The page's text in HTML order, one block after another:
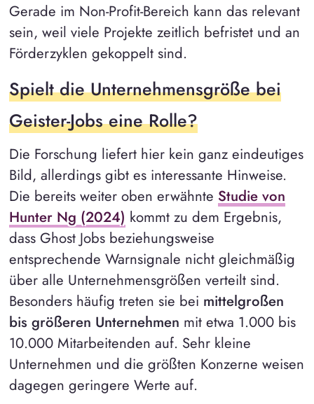
Gerade im Non-Profit-Bereich kann das relevant
sein, weil viele Projekte zeitlich befristet und an
Förderzyklen gekoppelt sind.
Spielt die Unternehmensgröße bei
Geister-Jobs eine Rolle?
Die Forschung liefert hier kein ganz eindeutiges
Bild, allerdings gibt es interessante Hinweise.
Die bereits weiter oben erwähnte Studie von
Hunter Ng (2024) kommt zu dem Ergebnis,
dass Ghost Jobs beziehungsweise
entsprechende Warnsignale nicht gleichmäßig
über alle Unternehmensgrößen verteilt sind.
Besonders häufig treten sie bei mittelgroßen
bis größeren Unternehmen mit etwa 1.000 bis
10.000 Mitarbeitenden auf. Sehr kleine
Unternehmen und die größten Konzerne weisen
dagegen geringere Werte auf.